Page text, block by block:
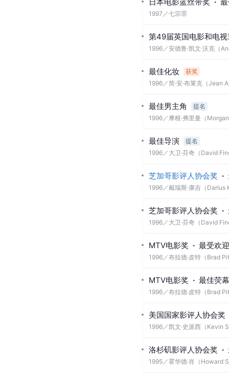
1997 ／七宗罪
第49届英国电影和电
1996 ／安德鲁·凯文·沃克（
最佳化妆
获奖
1996 ／简·安·布莱克（Jean
最佳男主角
提名
1996 ／ 摩根·弗里曼（
最佳导演
提名
1996 ／ 大卫·芬奇（David
芝加哥影评人协会奖 ·
1996 ／戴瑞斯·康吉（Darius
芝加哥影评人协会奖 ·
1996 ／ 大卫·芬奇（David
MTV电影奖 · 最受欢
1996 ／布拉德·皮特（Brad
MTV电影奖 · 最佳荧
1996 ／布拉德·皮特（Brad
美国国家影评人协会奖
1996 ／凯文·史派西（Kevin
洛杉矶影评人协会奖 ·
1995 ／霍华德·肖（Howard